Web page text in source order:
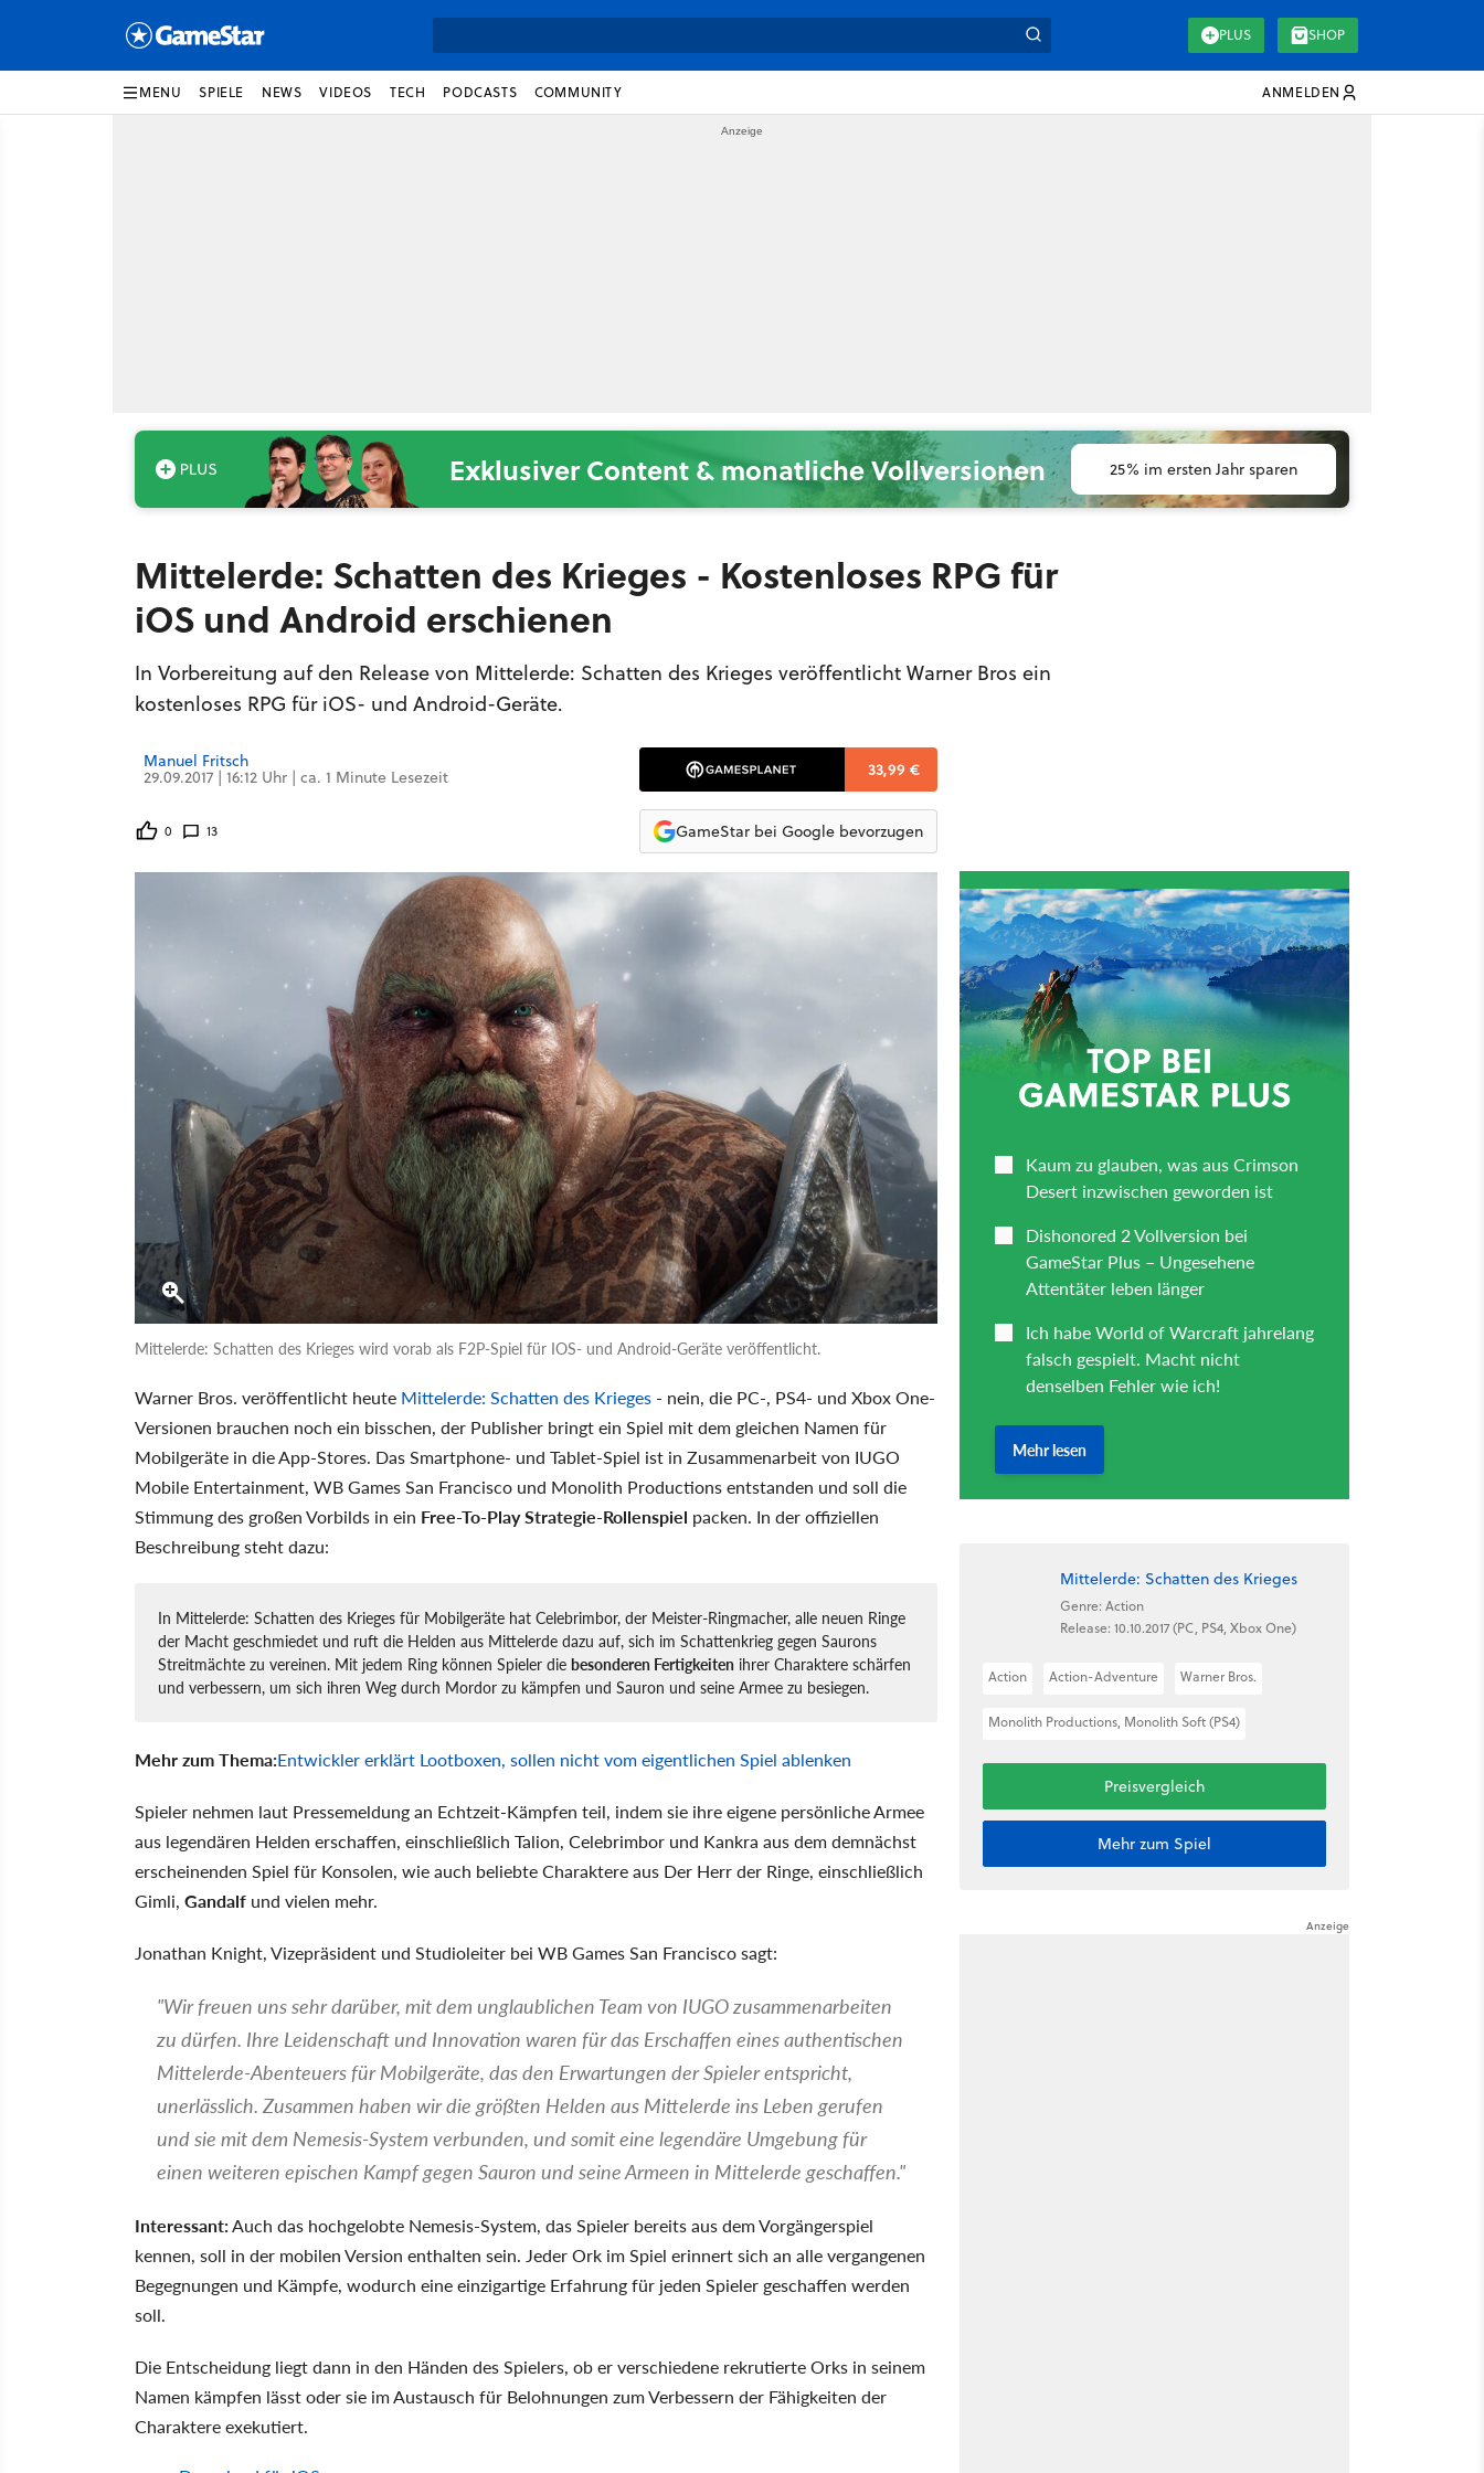
PLUS SHOP
MENU SPIELE NEWS VIDEOS TECH PODCASTS COMMUNITY ANMELDEN
Exklusiver Content & monatliche Vollversionen 25% im ersten Jahr sparen
Mittelerde: Schatten des Krieges - Kostenloses RPG für
iOS und Android erschienen
In Vorbereitung auf den Release von Mittelerde: Schatten des Krieges veröffentlicht Warner Bros ein
kostenloses RPG für iOS- und Android-Geräte.
Manuel Fritsch
29.09.2017 | 16:12 Uhr | ca. 1 Minute Lesezeit
0 13
33,99 €
GameStar bei Google bevorzugen
Mittelerde: Schatten des Krieges wird vorab als F2P-Spiel für IOS- und Android-Geräte veröffentlicht.
Warner Bros. veröffentlicht heute Mittelerde: Schatten des Krieges - nein, die PC-, PS4- und Xbox One-
Versionen brauchen noch ein bisschen, der Publisher bringt ein Spiel mit dem gleichen Namen für
Mobilgeräte in die App-Stores. Das Smartphone- und Tablet-Spiel ist in Zusammenarbeit von IUGO
Mobile Entertainment, WB Games San Francisco und Monolith Productions entstanden und soll die
Stimmung des großen Vorbilds in ein Free-To-Play Strategie-Rollenspiel packen. In der offiziellen
Beschreibung steht dazu:
In Mittelerde: Schatten des Krieges für Mobilgeräte hat Celebrimbor, der Meister-Ringmacher, alle neuen Ringe
der Macht geschmiedet und ruft die Helden aus Mittelerde dazu auf, sich im Schattenkrieg gegen Saurons
Streitmächte zu vereinen. Mit jedem Ring können Spieler die besonderen Fertigkeiten ihrer Charaktere schärfen
und verbessern, um sich ihren Weg durch Mordor zu kämpfen und Sauron und seine Armee zu besiegen.
Mehr zum Thema:Entwickler erklärt Lootboxen, sollen nicht vom eigentlichen Spiel ablenken
Spieler nehmen laut Pressemeldung an Echtzeit-Kämpfen teil, indem sie ihre eigene persönliche Armee
aus legendären Helden erschaffen, einschließlich Talion, Celebrimbor und Kankra aus dem demnächst
erscheinenden Spiel für Konsolen, wie auch beliebte Charaktere aus Der Herr der Ringe, einschließlich
Gimli, Gandalf und vielen mehr.
Jonathan Knight, Vizepräsident und Studioleiter bei WB Games San Francisco sagt:
"Wir freuen uns sehr darüber, mit dem unglaublichen Team von IUGO zusammenarbeiten
zu dürfen. Ihre Leidenschaft und Innovation waren für das Erschaffen eines authentischen
Mittelerde-Abenteuers für Mobilgeräte, das den Erwartungen der Spieler entspricht,
unerlässlich. Zusammen haben wir die größten Helden aus Mittelerde ins Leben gerufen
und sie mit dem Nemesis-System verbunden, und somit eine legendäre Umgebung für
einen weiteren epischen Kampf gegen Sauron und seine Armeen in Mittelerde geschaffen."
Interessant:Auch das hochgelobte Nemesis-System, das Spieler bereits aus dem Vorgängerspiel
kennen, soll in der mobilen Version enthalten sein. Jeder Ork im Spiel erinnert sich an alle vergangenen
Begegnungen und Kämpfe, wodurch eine einzigartige Erfahrung für jeden Spieler geschaffen werden
soll.
Die Entscheidung liegt dann in den Händen des Spielers, ob er verschiedene rekrutierte Orks in seinem
Namen kämpfen lässt oder sie im Austausch für Belohnungen zum Verbessern der Fähigkeiten der
Charaktere exekutiert.
Mittelerde: Schatten des Krieges
Genre: Action
Release: 10.10.2017 (PC, PS4, Xbox One)
Action Action-Adventure Warner Bros.
Monolith Productions, Monolith Soft (PS4)
Preisvergleich
Mehr zum Spiel